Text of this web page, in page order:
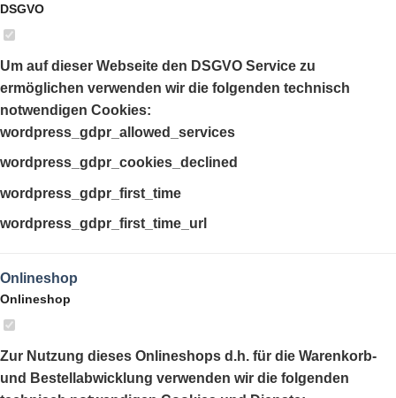
DSGVO
Um auf dieser Webseite den DSGVO Service zu
ermöglichen verwenden wir die folgenden technisch
notwendigen Cookies:
wordpress_gdpr_allowed_services
wordpress_gdpr_cookies_declined
wordpress_gdpr_first_time
wordpress_gdpr_first_time_url
Onlineshop
Onlineshop
Zur Nutzung dieses Onlineshops d.h. für die Warenkorb-
und Bestellabwicklung verwenden wir die folgenden